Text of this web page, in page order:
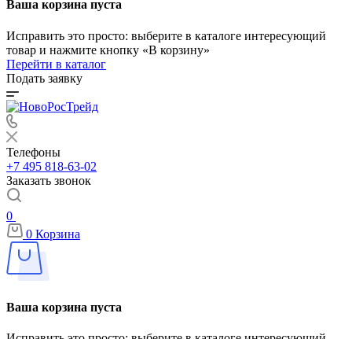
Ваша корзина пуста
Исправить это просто: выберите в каталоге интересующий
товар и нажмите кнопку «В корзину»
Перейти в каталог
Подать заявку
Телефоны
+7 495 818-63-02
Заказать звонок
0
0 Корзина
Ваша корзина пуста